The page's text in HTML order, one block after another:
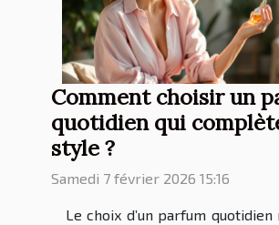
Comment choisir un
quotidien qui
style ?
Samedi 7 février 2026 15:16
Le choix d’un parfum